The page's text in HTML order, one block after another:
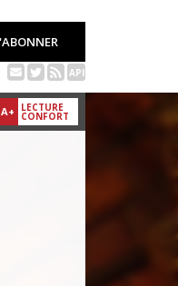
API
A+ LECTURE
CONFORT